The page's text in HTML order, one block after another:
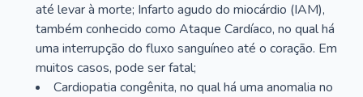
até levar à morte; Infarto agudo do miocárdio (IAM),
também conhecido como Ataque Cardíaco, no qual há
uma interrupção do fluxo sanguíneo até o coração. Em
muitos casos, pode ser fatal;
Cardiopatia congênita, no qual há uma anomalia no